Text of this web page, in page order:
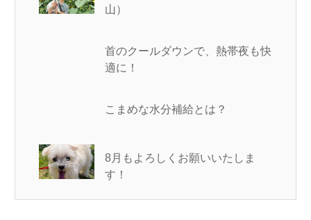
山）
首のクールダウンで、熱帯夜も快
適に！
こまめな水分補給とは？
8月もよろしくお願いいたしま
す！